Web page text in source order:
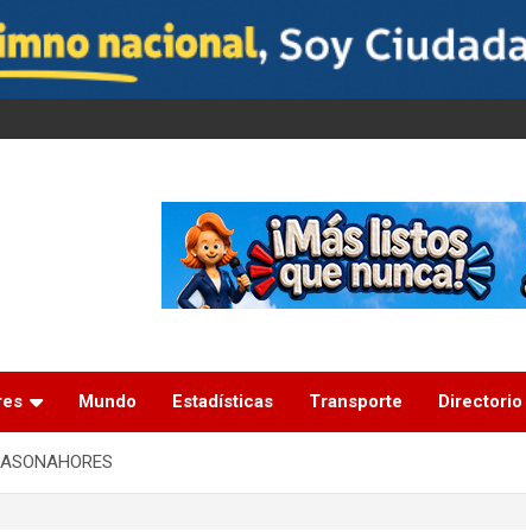
Mundo Estadísticas Transporte Directorio